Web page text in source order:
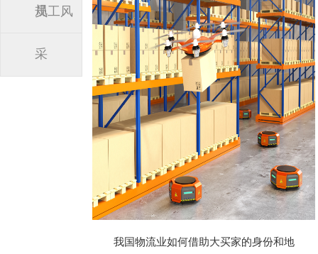
规
员工风
采
我国物流业如何借助大买家的身份和地